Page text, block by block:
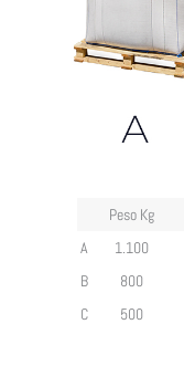
Peso Kg
A
1.100
B
800
C
500